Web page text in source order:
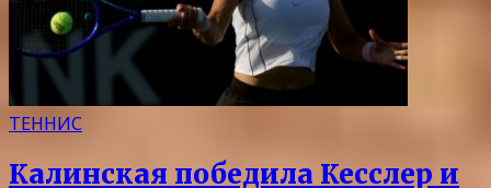
ТЕННИС
Калинская победила Кесслер и